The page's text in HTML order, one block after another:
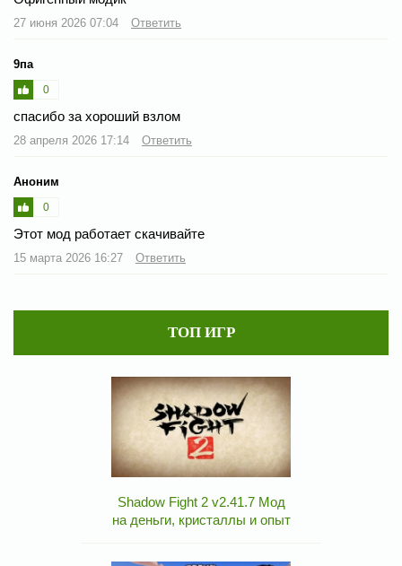
27 июня 2026 07:04 Ответить
9па
0
спасибо за хороший взлом
28 апреля 2026 17:14 Ответить
Аноним
0
Этот мод работает скачивайте
15 марта 2026 16:27 Ответить
ТОП ИГР
Shadow Fight 2 v2.41.7 Мод
на деньги, кристаллы и опыт